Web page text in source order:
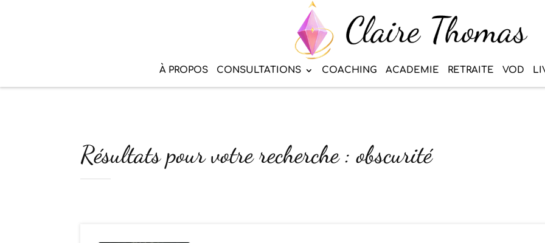
À PROPOS CONSULTATIONS COACHING ACADEMIE RETRAITE VOD
Résultats pour votre recherche : obscurité